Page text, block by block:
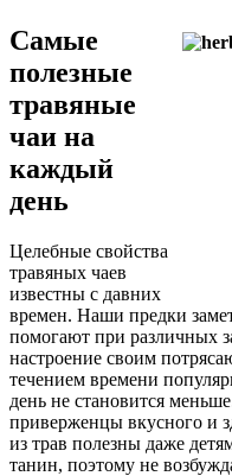
Самые
полезные
травяные
чаи на
каждый
день
Целебные свойства
травяных чаев
известны с давних
времен. Наши предки
помогают при различных
настроение своим
течением времени
день не становится
приверженцы вкусного и
из трав полезны даже
танин, поэтому не